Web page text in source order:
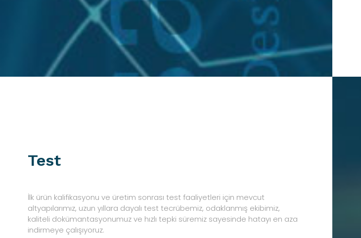
Test
İlk ürün kalifikasyonu ve üretim sonrası test faaliyetleri için mevcut
altyapılarımız, uzun yıllara dayalı test tecrübemiz, odaklanmış ekibimiz,
kaliteli dokümantasyonumuz ve hızlı tepki süremiz sayesinde hatayı en aza
indirmeye çalışıyoruz.